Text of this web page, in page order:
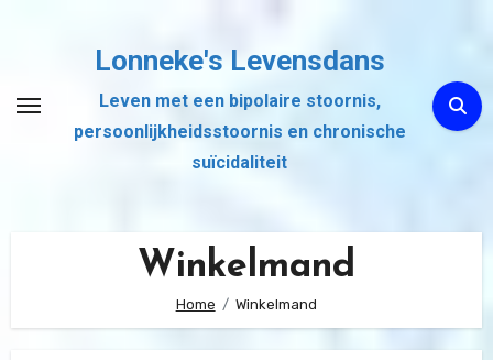
inhoud
Lonneke's Levensdans
Leven met een bipolaire stoornis,
persoonlijkheidsstoornis en chronische
suïcidaliteit
Winkelmand
Home Winkelmand